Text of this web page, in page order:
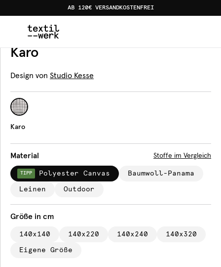
AB 120€ VERSANDKOSTENFREI
Produkte Tischdecken Karo
Tischdecke
Karo
Design von Studio Kesse
Karo
Material Stoffe im Vergleich
TIPP Polyester Canvas Baumwoll-Panama
Leinen Outdoor
Größe in cm
140x140 140x220 140x240 140x320
Eigene Größe